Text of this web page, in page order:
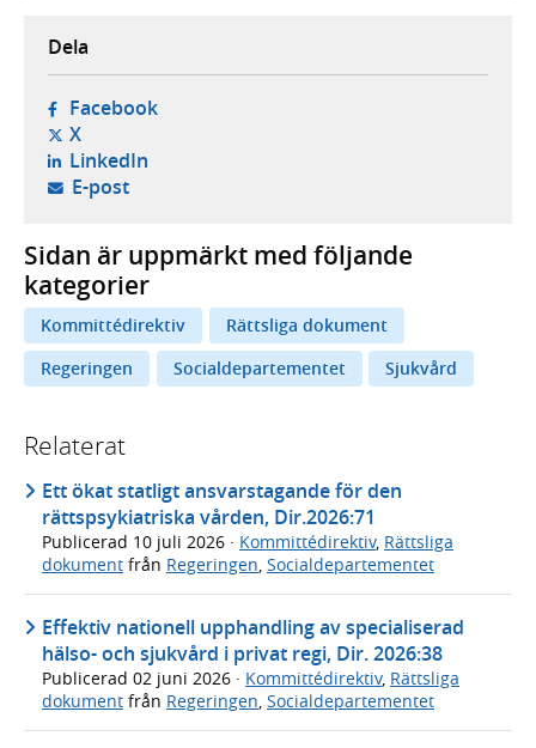
Dela
Facebook- öppnas i ny flik, extern webbplats,
X- öppnas i ny flik, extern webbplats,
LinkedIn- öppnas i ny flik, extern webbplats,
E-post- öppnar din e-postklient,
Sidan är uppmärkt med följande
kategorier
Kommittédirektiv
Rättsliga dokument
Regeringen
Socialdepartementet Sjukvård
Relaterat
Ett ökat statligt ansvarstagande för den
rättspsykiatriska vården, Dir.2026:71
Publicerad 10 juli 2026 · Kommittédirektiv, Rättsliga
dokument från Regeringen, Socialdepartementet
Effektiv nationell upphandling av specialiserad
hälso- och sjukvård i privat regi, Dir. 2026:38
Publicerad 02 juni 2026 · Kommittédirektiv, Rättsliga
dokument från Regeringen Socialdepartementet